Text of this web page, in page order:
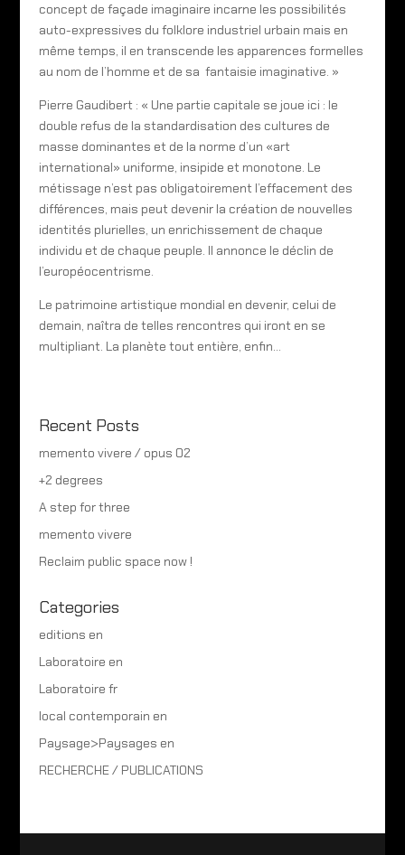
concept de façade imaginaire incarne les possibilités
auto-expressives du folklore industriel urbain mais en
même temps, il en transcende les apparences formelles
au nom de l’homme et de sa fantaisie imaginative. »
Pierre Gaudibert : « Une partie capitale se joue ici : le
double refus de la standardisation des cultures de
masse dominantes et de la norme d’un «art
international» uniforme, insipide et monotone. Le
métissage n’est pas obligatoirement l’effacement des
différences, mais peut devenir la création de nouvelles
identités plurielles, un enrichissement de chaque
individu et de chaque peuple. Il annonce le déclin de
l’européocentrisme.
Le patrimoine artistique mondial en devenir, celui de
demain, naîtra de telles rencontres qui iront en se
multipliant. La planète tout entière, enfin…
Recent Posts
memento vivere / opus 02
+2 degrees
A step for three
memento vivere
Reclaim public space now !
Categories
editions en
Laboratoire en
Laboratoire fr
local contemporain en
Paysage>Paysages en
RECHERCHE / PUBLICATIONS